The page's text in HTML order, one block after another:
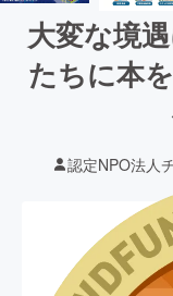
大変な境
たちに本
認定NPO法人